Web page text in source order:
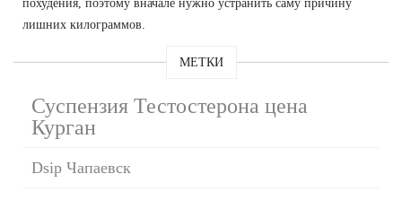
похудения, поэтому вначале нужно устранить саму причину
лишних килограммов.
МЕТКИ
Суспензия Тестостерона цена
Курган
Dsip Чапаевск